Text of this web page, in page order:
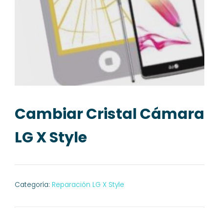
Cambiar Cristal Cámara
LG X Style
Categoría: Reparación LG X Style